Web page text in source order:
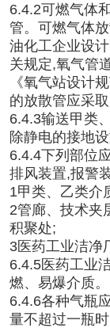
6.4.2可燃气体
管。可燃气体
油化工企业设
关规定,氧气管
《氧气站设计
的放散管应采
6.4.3输送甲类
除静电的接地设
6.4.4下列部位
排风装置,报警
1甲类、乙类介
2管廊、技术夹
积聚处;
3医药工业洁净
6.4.5医药工业
燃、易爆介质。
6.4.6各种气瓶
量不超过一瓶